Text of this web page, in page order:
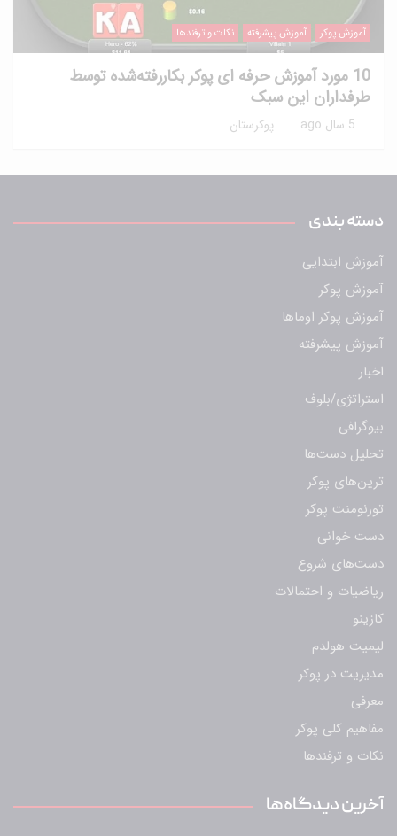
آموزش پوکر آموزش پیشرفته نکات و ترفندها
10 مورد آموزش حرفه ای پوکر بکاررفته‌شده توسط
طرفداران این سبک
5 سال ago پوکرستان
دسته بندی
آموزش ابتدایی
آموزش پوکر
آموزش پوکر اوماها
آموزش پیشرفته
اخبار
استراتژی/بلوف
بیوگرافی
تحلیل دست‌ها
ترین‌های پوکر
تورنومنت پوکر
دست خوانی
دست‌های شروع
ریاضیات و احتمالات
کازینو
لیمیت هولدم
مدیریت در پوکر
معرفی
مفاهیم کلی پوکر
نکات و ترفندها
آخرین دیدگاه‌ها